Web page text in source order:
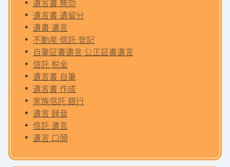
遺言書 無効
遺言書 遺留分
遺書 遺言
不動産 信託 登記
自筆証書遺言 公正証書遺言
信託 税金
遺言書 自筆
遺言書 作成
家族信託 銀行
遺言 録音
信託 遺言
遺言 口頭